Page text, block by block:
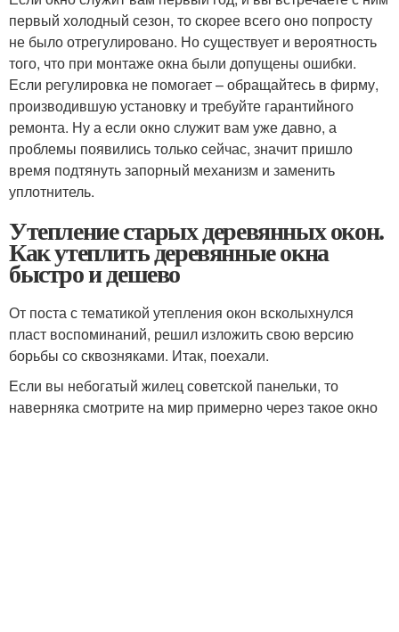
первый холодный сезон, то скорее всего оно попросту
не было отрегулировано. Но существует и вероятность
того, что при монтаже окна были допущены ошибки.
Если регулировка не помогает – обращайтесь в фирму,
производившую установку и требуйте гарантийного
ремонта. Ну а если окно служит вам уже давно, а
проблемы появились только сейчас, значит пришло
время подтянуть запорный механизм и заменить
уплотнитель.
Утепление старых деревянных окон.
Как утеплить деревянные окна
быстро и дешево
От поста с тематикой утепления окон всколыхнулся
пласт воспоминаний, решил изложить свою версию
борьбы со сквозняками. Итак, поехали.
Если вы небогатый жилец советской панельки, то
наверняка смотрите на мир примерно через такое окно